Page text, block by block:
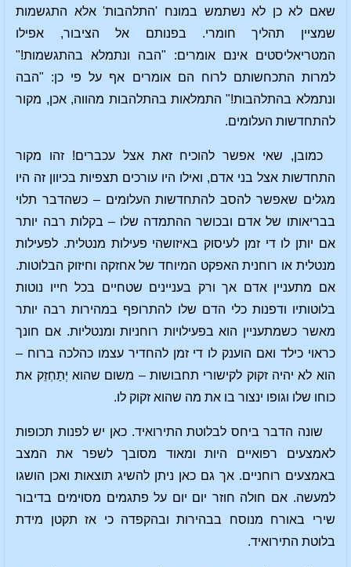
שאם לא כן לא נשתמש במונח 'התלהבות' אלא התגשמות
שמציין תהליך חומרי. בפנותם אל הציבור, אפילו
המטריאליסטים אינם אומרים: "הבה ונתמלא בהתגשמות!"
למרות התכחשותם לרוח הם אומרים אף על פי כן: "הבה
ונתמלא בהתלהבות!" התמלאות בהתלהבות מהווה, אכן, מקור
להתחדשות העלומים.
כמובן, שאי אפשר להוכיח זאת אצל עכברים! זהו מקור
התחדשות אצל בני אדם, ואילו היו עורכים תצפיות בכיוון זה היו
מגלים שאפשר להסב להתחדשות העלומים – כשהדבר תלוי
בבריאותו של אדם ובכושר ההתמדה שלו – בקלות רבה יותר
אם יותן לו די זמן לעיסוק באיזושהי פעילות מנטלית. לפעילות
מנטלית או רוחנית האפקט המיוחד של אחזקה וחיזוק הבלוטות.
אם מתעניין אדם אך ורק בעניינים שטחיים בכל חייו נוטות
בלוטותיו ודפנות כלי הדם שלו להתרופף במהירות רבה יותר
מאשר כשמתעניין הוא בפעילויות רוחניות ומנטליות. אם חונך
כראוי כילד ואם הוענק לו די זמן להחדיר עצמו כהלכה ברוח –
הוא לא יהיה זקוק לקישורי תחבושות – משום שהוא יְתַחְזֵק את
כוחו שלו וגופו ינצור בו את מה שהוא זקוק לו.
שונה הדבר ביחס לבלוטת התירואיד. כאן יש לפנות תכופות
לאמצעים רפואיים היות ומאוד מסובך לשפר את המצב
באמצעים רוחניים. אך גם כאן ניתן להשיג תוצאות ואכן הושגו
למעשה. אם חולה חוזר יום יום על פתגמים מסוימים בדיבור
שירי באורח מנוסח בבהירות ובהקפדה כי אז תקטן מידת
בלוטת התירואיד.